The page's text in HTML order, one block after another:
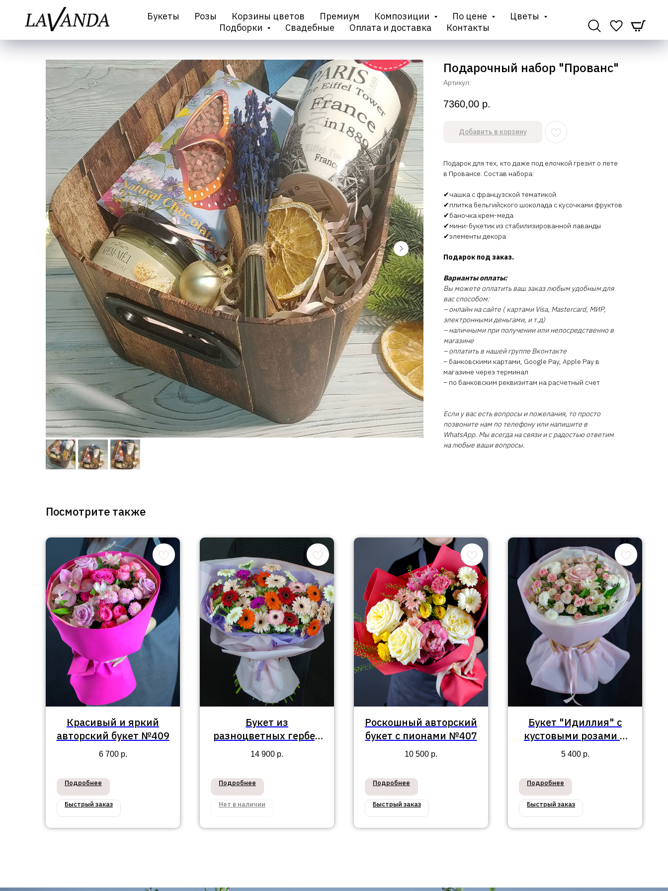
Букеты Розы Корзины цветов Премиум Композиции По цене
Цветы
Подборки
Свадебные Оплата и доставка Контакты
Подарочный набор "Прованс"
Артикул:
7360,00 р.
Добавить в корзину
Подарок для тех, кто даже под елочкой грезит о лете
в Провансе. Состав набора:
✔чашка с французской тематикой
✔плитка бельгийского шоколада с кусочками фруктов
✔баночка крем-меда
✔мини-букетик из стабилизированной лаванды
✔элементы декора
Подарок под заказ.
Варианты оплаты:
Вы можете оплатить ваш заказ любым удобным для
вас способом:
– онлайн на сайте ( картами Visa, Mastercard, МИР,
электронными деньгами, и т.д)
– наличными при получении или непосредственно в
магазине
– оплатить в нашей группе Вконтакте
– банковскими картами, Google Pay, Apple Pay в
магазине через терминал
– по банковским реквизитам на расчетный счет
Если у вас есть вопросы и пожелания, то просто
позвоните нам по телефону или напишите в
WhatsApp. Мы всегда на связи и с радостью ответим
на любые ваши вопросы.
Посмотрите также
Красивый и яркий
авторский букет №409
6 700 р.
Подробнее
Быстрый заказ
Букет из
разноцветных гербер
№460
14 900 р.
Подробнее
Нет в наличии
Роскошный авторский
букет с пионами №407
10 500 р.
Подробнее
Быстрый заказ
Букет "Идиллия" с
кустовыми розами и
пионовидной розой
5 400 р.
Подробнее
Быстрый заказ